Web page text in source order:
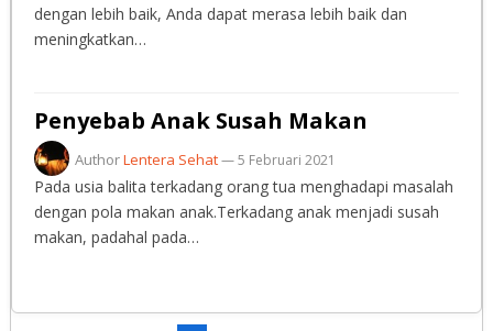
dengan lebih baik, Anda dapat merasa lebih baik dan
meningkatkan…
Penyebab Anak Susah Makan
AuthorLentera Sehat—5 Februari 2021
Pada usia balita terkadang orang tua menghadapi masalah
dengan pola makan anak.Terkadang anak menjadi susah
makan, padahal pada…